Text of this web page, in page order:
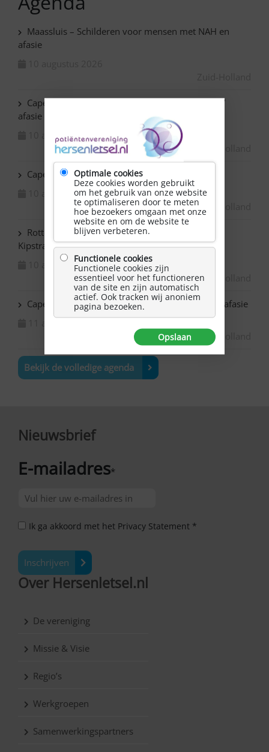
Maassluis – Schilderen voor mensen met NAH en
afasie
Capelle ad IJssel Baronie – Schilderen met NAH /
afasie
10 augustus 2026
Capelle ad IJssel Beemsterhoek – Klaverjassen
10 augustus 2026
Zuid-Holland
Rotterdam Centrum – NAH bijeenkomst in de
Kipstraat
10 augustus 2026
Zuid-Holland
Capelle ad IJssel Bazuin – Schilderen met NAH / afasie
Zuid-Holland
Bekijk de volledige agenda
Nieuwsbrief
E-mailadres*
Ik ga akkoord met het Privacy Statement *
Inschrijven
Over Hersenletsel.nl
De vereniging
Missie & Visie
Regio’s
Werkgroepen
Samenwerkingspartners
Optimale cookies
Deze cookies worden gebruikt
om het gebruik van onze website
te optimaliseren door te meten
hoe bezoekers omgaan met onze
website en om de website te
blijven verbeteren.
Functionele cookies
Functionele cookies zijn
essentieel voor het functioneren
van de site en zijn automatisch
actief. Ook tracken wij anoniem
pagina bezoeken.
Opslaan